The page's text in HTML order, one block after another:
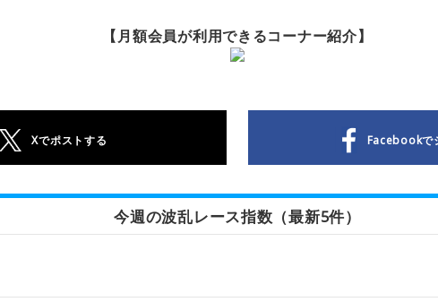
【月額会員が利用できるコーナー紹介】
Xでポストする Facebookで
今週の波乱レース指数（最新5件）